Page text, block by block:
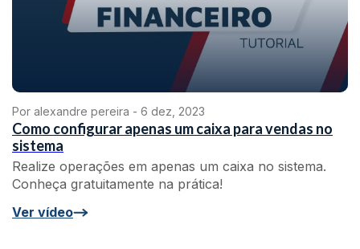
Por alexandre pereira - 6 dez, 2023
Como configurar apenas um caixa para vendas no
sistema
Realize operações em apenas um caixa no sistema.
Conheça gratuitamente na prática!
Ver vídeo